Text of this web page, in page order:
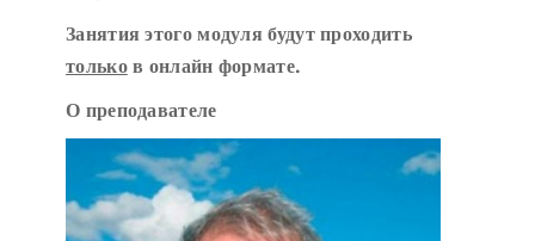
Занятия этого модуля будут проходить
тольков онлайн формате.
О преподавателе